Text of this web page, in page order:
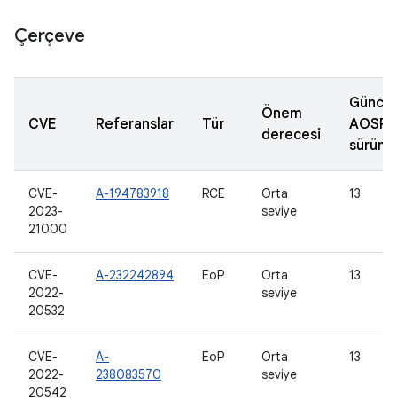
Çerçeve
CVE Referanslar Tür
Önem
derecesi
AOSP
CVE-
2023-
21000
A-194783918 RCE
Orta
seviye
13
CVE-
2022-
20532
A-232242894 EoP
Orta
seviye
13
CVE-
2022-
20542
A-
238083570
EoP
Orta
seviye
13